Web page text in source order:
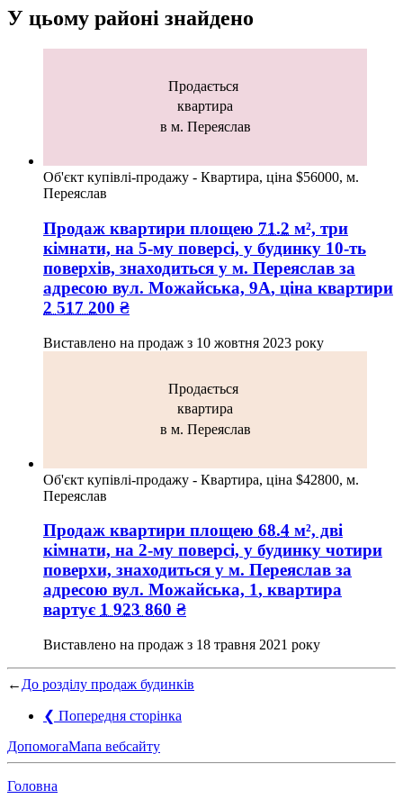
У цьому районі знайдено
Продається
квартира
в м. Переяслав
Об'єкт купівлі-продажу - Квартира, ціна $56000, м.
Переяслав
Продаж квартири площею 71.2 м², три
кімнати, на 5-му поверсі, у будинку 10-ть
поверхів, знаходиться у м. Переяслав за
адресою вул. Можайська, 9А, ціна квартири
2 517 200 ₴
Виставлено на продаж з 10 жовтня 2023 року
Продається
квартира
в м. Переяслав
Об'єкт купівлі-продажу - Квартира, ціна $42800, м.
Переяслав
Продаж квартири площею 68.4 м², дві
кімнати, на 2-му поверсі, у будинку чотири
поверхи, знаходиться у м. Переяслав за
адресою вул. Можайська, 1, квартира
вартує 1 923 860 ₴
Виставлено на продаж з 18 травня 2021 року
← До розділу продаж будинків
❮ Попередня сторінка
ДопомогаМапа вебсайту
Головна